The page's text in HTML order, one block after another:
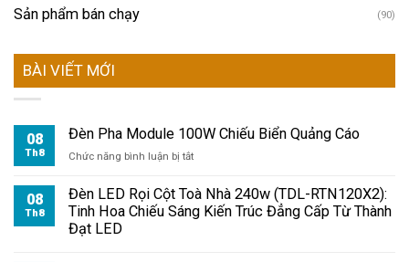
Sản phẩm bán chạy (90)
BÀI VIẾT MỚI
08
Th8
Đèn Pha Module 100W Chiếu Biển Quảng Cáo
Chức năng bình luận bị tắtở
Pha
Module
100W
08
Th8
Đèn LED Rọi Cột Toà Nhà 240w (TDL-RTN120X2):
Tinh Hoa Chiếu Sáng Kiến Trúc Đẳng Cấp Từ Thành
Đạt LED